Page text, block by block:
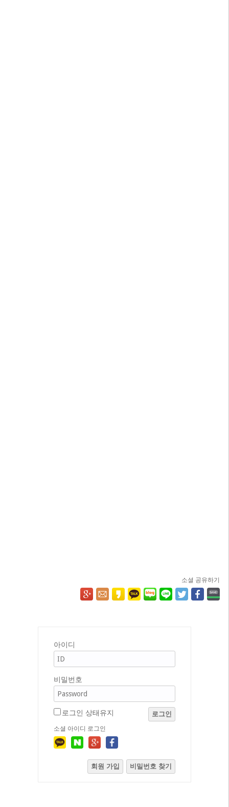
소셜 공유하기
아이디
비밀번호
로그인 상태유지 로그인
소셜 아이디 로그인
회원 가입 비밀번호 찾기